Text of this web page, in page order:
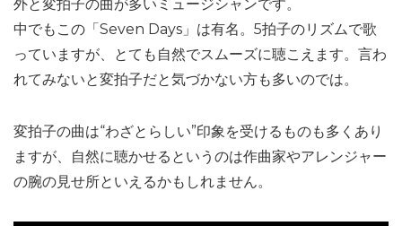
外と変拍子の曲が多いミュージシャンです。
中でもこの「Seven Days」は有名。5拍子のリズムで歌
っていますが、とても自然でスムーズに聴こえます。言わ
れてみないと変拍子だと気づかない方も多いのでは。
変拍子の曲は“わざとらしい”印象を受けるものも多くあり
ますが、自然に聴かせるというのは作曲家やアレンジャー
の腕の見せ所といえるかもしれません。